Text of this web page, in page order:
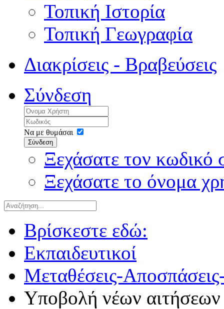
Τοπική Ιστορία
Τοπική Γεωγραφία
Διακρίσεις - Βραβεύσεις
Σύνδεση
Να με θυμάσαι
Σύνδεση
Ξεχάσατε τον κωδικό
Ξεχάσατε το όνομα
Βρίσκεστε εδώ:
Εκπαιδευτικοί
Μεταθέσεις-
Υποβολή νέων